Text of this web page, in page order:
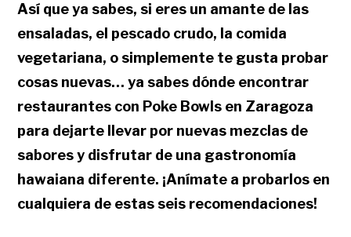
Así que ya sabes, si eres un amante de las
ensaladas, el pescado crudo, la comida
vegetariana, o simplemente te gusta probar
cosas nuevas… ya sabes dónde encontrar
restaurantes con Poke Bowls en Zaragoza
para dejarte llevar por nuevas mezclas de
sabores y disfrutar de una gastronomía
hawaiana diferente. ¡Anímate a probarlos en
cualquiera de estas seis recomendaciones!